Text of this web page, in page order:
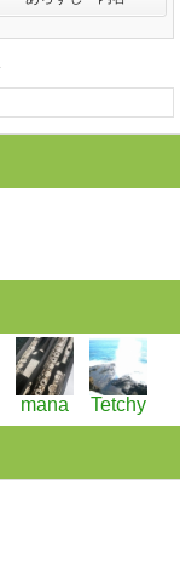
mana Tetchy